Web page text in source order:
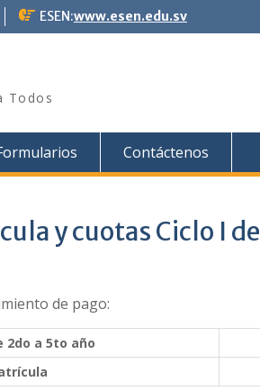
ESEN:www.esen.edu.sv
Todos
Contáctenos
y cuotas Ciclo I
de pago:
a 5to año